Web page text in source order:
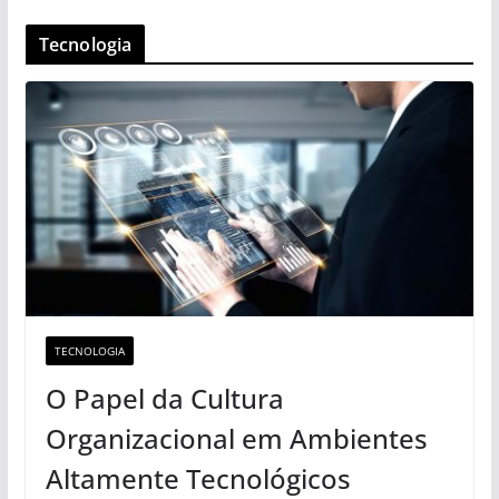
Tecnologia
TECNOLOGIA
O Papel da Cultura
Organizacional em Ambientes
Altamente Tecnológicos